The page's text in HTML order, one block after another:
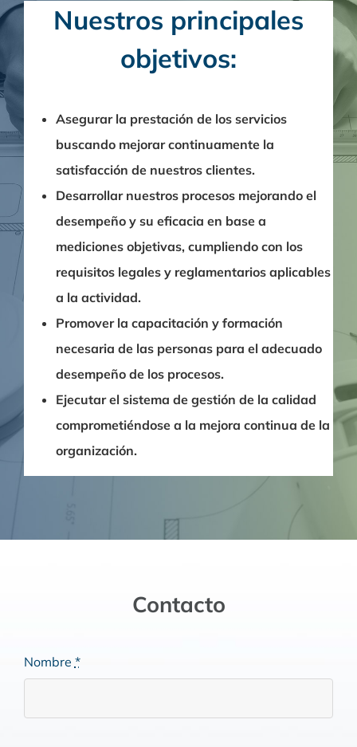
Nuestros principales
objetivos:
Asegurar la prestación de los servicios
buscando mejorar continuamente la
satisfacción de nuestros clientes.
Desarrollar nuestros procesos mejorando el
desempeño y su eficacia en base a
mediciones objetivas, cumpliendo con los
requisitos legales y reglamentarios aplicables
a la actividad.
Promover la capacitación y formación
necesaria de las personas para el adecuado
desempeño de los procesos.
Ejecutar el sistema de gestión de la calidad
comprometiéndose a la mejora continua de la
organización.
Contacto
Nombre *